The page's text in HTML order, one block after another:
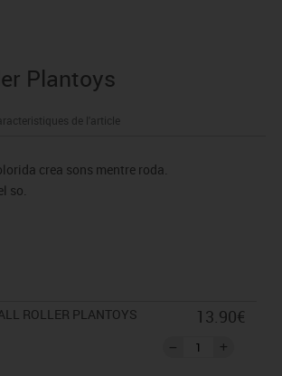
Plantoys
de l'article
crea sons mentre roda.
so.
ROLLER PLANTOYS
13.90€